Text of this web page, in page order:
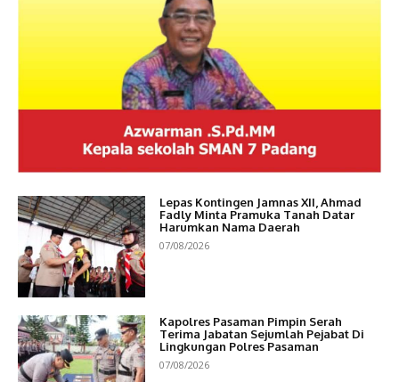
Lepas Kontingen Jamnas XII, Ahmad
Fadly Minta Pramuka Tanah Datar
Harumkan Nama Daerah
07/08/2026
Kapolres Pasaman Pimpin Serah
Terima Jabatan Sejumlah Pejabat Di
Lingkungan Polres Pasaman
07/08/2026